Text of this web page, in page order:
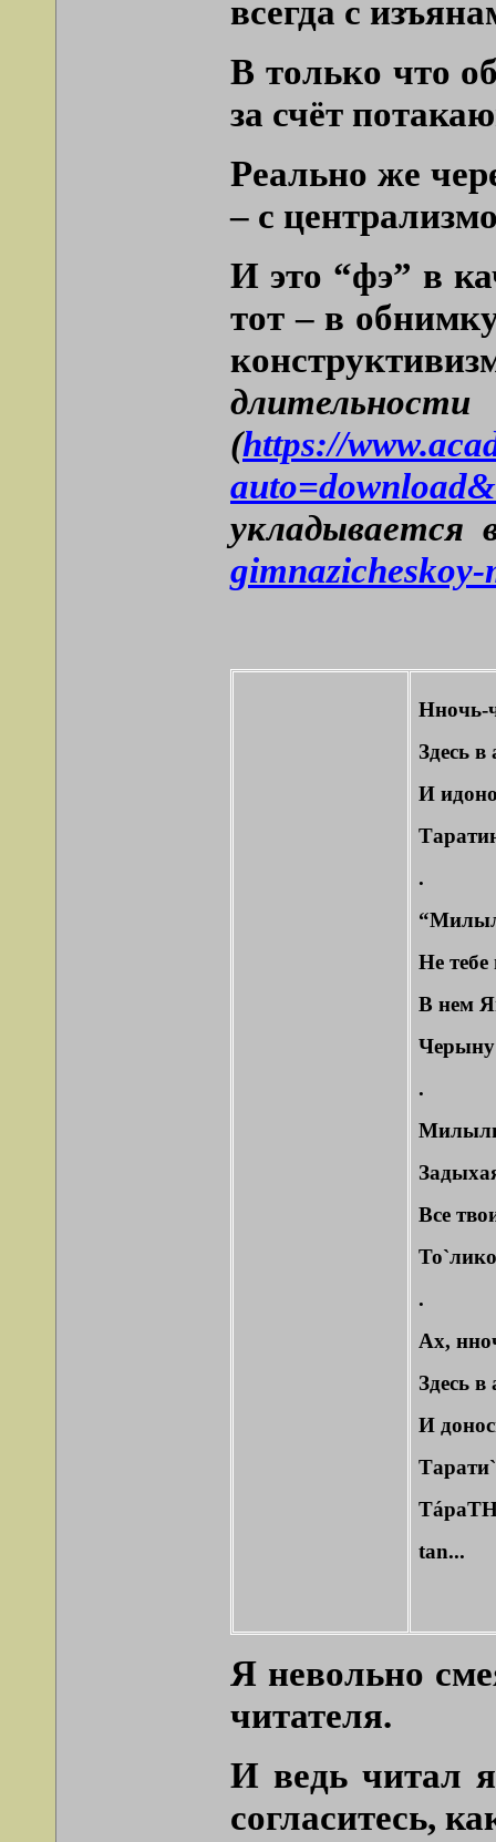
всегда с
В только что
за счёт
Реально же
– с
И это “фэ” в
тот – в
(https://
Нночь-
Здесь
И
.
Не
В нем
.
Все
.
Ах,
Здесь
И
tan...
Я невольно
читателя.
И ведь читал я
согласитесь,